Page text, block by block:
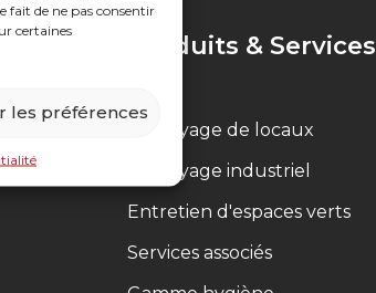
fait de ne pas consentir
certaines
les préférences
Produits & Services
Nettoyage de locaux
Nettoyage industriel
Entretien d'espaces verts
Services associés